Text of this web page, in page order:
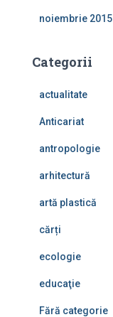
noiembrie 2015
Categorii
actualitate
Anticariat
antropologie
arhitectură
artă plastică
cărți
ecologie
educaţie
Fără categorie